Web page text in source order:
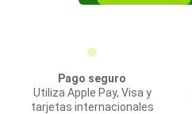
Pago seguro
Utiliza Apple Pay, Visa y
tarjetas internacionales